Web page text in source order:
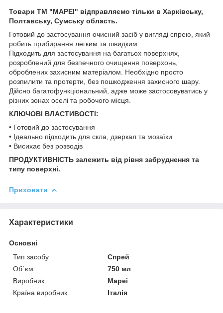
Товари ТМ "МАРЕІ" відправляємо тільки в Харківську,
Полтавську, Сумську область.
Готовий до застосування очисний засіб у вигляді спрею, який
робить прибирання легким та швидким.
Підходить для застосування на багатьох поверхнях,
розроблений для безпечного очищення поверхонь,
оброблених захисним матеріалом. Необхідно просто
розпилити та протерти, без пошкодження захисного шару.
Дійсно багатофункціональний, адже може застосовуватись у
різних зонах оселі та робочого місця.
КЛЮЧОВІ ВЛАСТИВОСТІ:
• Готовий до застосування
• Ідеально підходить для скла, дзеркал та мозаїки
• Висихає без розводів
ПРОДУКТИВНІСТЬ залежить від рівня забруднення та
типу поверхні.
Приховати
Характеристики
Основні
Тип засобу
Спрей
Об`єм
750 мл
Виробник
Mapei
Країна виробник
Італія